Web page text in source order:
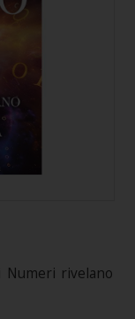
Numeri rivelano